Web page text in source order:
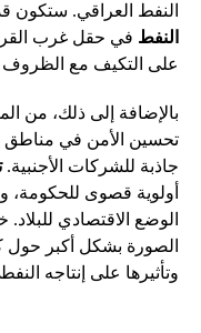
النفط العراقي. ستكون
النفط
على التكيف مع الظروف
بالإضافة إلى ذلك، من
تحسين الأمن في مناطق
جاذبة للشركات الأجنبية.
أولوية قصوى للحكومة،
الوضع الاقتصادي
الصورة بشكل أكبر حول
وتأثيرها على إنتاجه